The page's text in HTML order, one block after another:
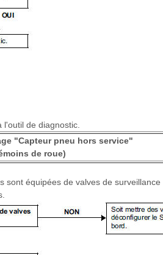
de diagnostic.
"Capteur pneu hors service"
de roue)
sont équipées de valves de surveillance